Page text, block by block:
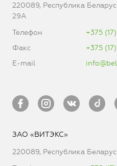
220089, Республика
29А
Телефон
+375
Факс
+375
E-mail
ЗАО «ВИТЭКС»
220089, Республика